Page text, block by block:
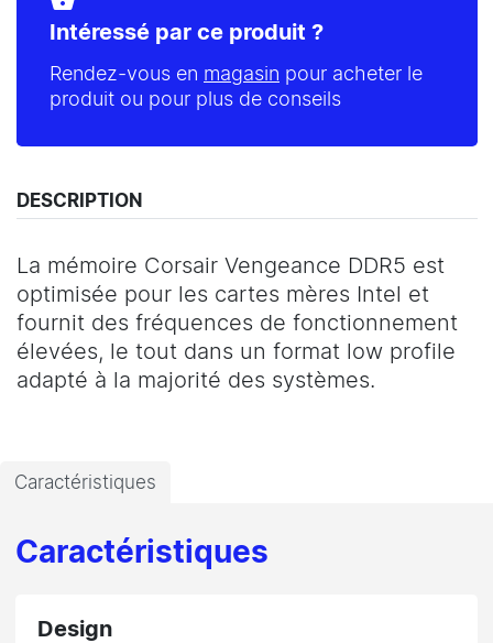
Intéressé par ce produit ?
Rendez-vous en magasin pour acheter le
produit ou pour plus de conseils
DESCRIPTION
La mémoire Corsair Vengeance DDR5 est
optimisée pour les cartes mères Intel et
fournit des fréquences de fonctionnement
élevées, le tout dans un format low profile
adapté à la majorité des systèmes.
Caractéristiques
Caractéristiques
Design